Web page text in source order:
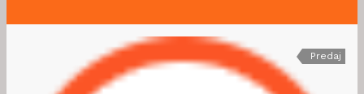
Predaj